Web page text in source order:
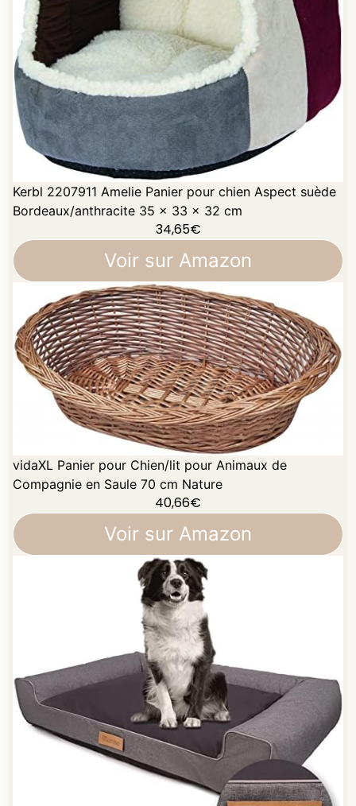
Kerbl 2207911 Amelie Panier pour chien Aspect suède
Bordeaux/anthracite 35 x 33 x 32 cm
34,65€
Voir sur Amazon
vidaXL Panier pour Chien/lit pour Animaux de
Compagnie en Saule 70 cm Nature
40,66€
Voir sur Amazon